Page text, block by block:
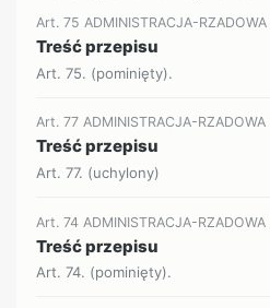
Art. 75 ADMINISTRACJA-RZADOWA
Treść przepisu
Art. 75. (pominięty).
Art. 77 ADMINISTRACJA-RZADOWA
Treść przepisu
Art. 77. (uchylony)
Art. 74 ADMINISTRACJA-RZADOWA
Treść przepisu
Art. 74. (pominięty).